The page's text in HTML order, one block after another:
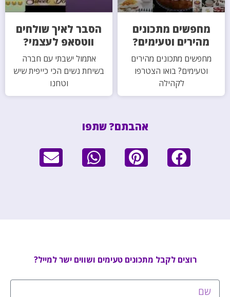
מחפשים מתכונים
מהירים וטעימים?
מחפשים מתכונים מהירים
וטעימים? בואו הצטרפו
לקהילה
הסבר לאיך שולחים
ווטסאפ לעצמי?
אתמול ישבתי עם חברה
בשיחת נשים הכי כייפית שיש
וטחנו
אהבתם? שתפו
רוצים לקבל מתכונים טעימים ושווים ישר למייל?